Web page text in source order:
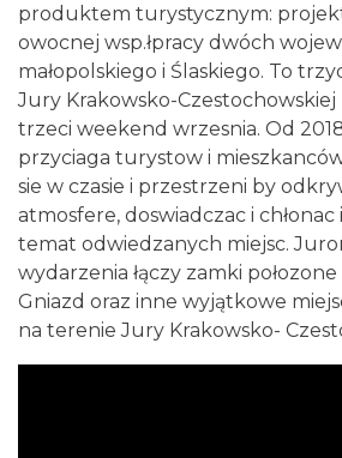
produktem turystycznym:
owocnej wsp.łpracy dwóch
małopolskiego i Ślaskiego. To
Jury Krakowsko-
trzeci weekend wrzesnia. Od
przyciaga turystow i
sie w czasie i przestrzeni by
atmosfere, doswiadczac i
temat odwiedzanych miejsc.
wydarzenia łączy zamki
Gniazd oraz inne wyjątkowe
na terenie Jury Krakowsko-